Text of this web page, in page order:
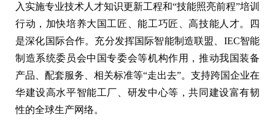
入实施专业技术人才知识更新工程和“技能照亮前程”培训
行动，加快培养大国工匠、能工巧匠、高技能人才。四
是深化国际合作。充分发挥国际智能制造联盟、IEC智能
制造系统委员会中国专委会等机构作用，推动我国装备
产品、配套服务、相关标准等“走出去”。支持跨国企业在
华建设高水平智能工厂、研发中心等，共同建设富有韧
性的全球生产网络。